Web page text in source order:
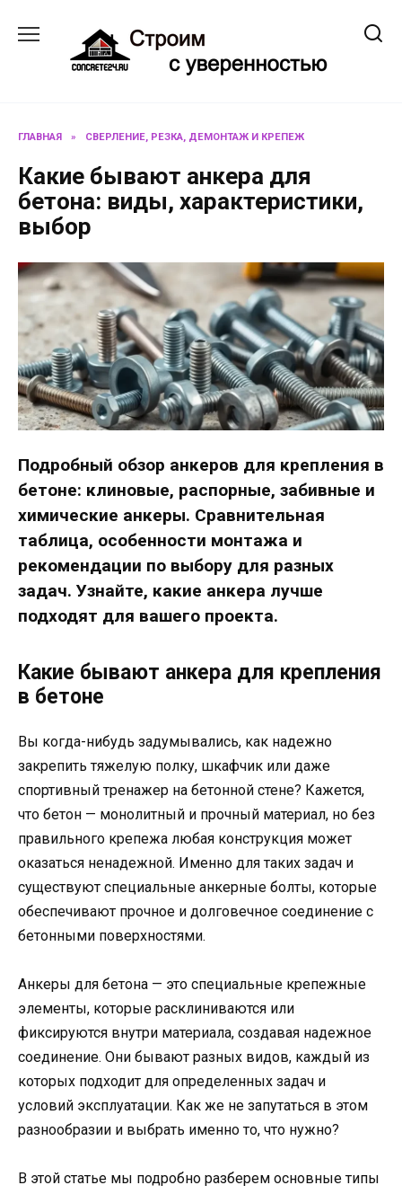
содержанию
ГЛАВНАЯ » СВЕРЛЕНИЕ, РЕЗКА, ДЕМОНТАЖ И КРЕПЕЖ
Какие бывают анкера для
бетона: виды, характеристики,
выбор
Подробный обзор анкеров для крепления в
бетоне: клиновые, распорные, забивные и
химические анкеры. Сравнительная
таблица, особенности монтажа и
рекомендации по выбору для разных
задач. Узнайте, какие анкера лучше
подходят для вашего проекта.
Какие бывают анкера для крепления
в бетоне
Вы когда-нибудь задумывались, как надежно
закрепить тяжелую полку, шкафчик или даже
спортивный тренажер на бетонной стене? Кажется,
что бетон — монолитный и прочный материал, но без
правильного крепежа любая конструкция может
оказаться ненадежной. Именно для таких задач и
существуют специальные анкерные болты, которые
обеспечивают прочное и долговечное соединение с
бетонными поверхностями.
Анкеры для бетона — это специальные крепежные
элементы, которые расклиниваются или
фиксируются внутри материала, создавая надежное
соединение. Они бывают разных видов, каждый из
которых подходит для определенных задач и
условий эксплуатации. Как же не запутаться в этом
разнообразии и выбрать именно то, что нужно?
В этой статье мы подробно разберем основные типы